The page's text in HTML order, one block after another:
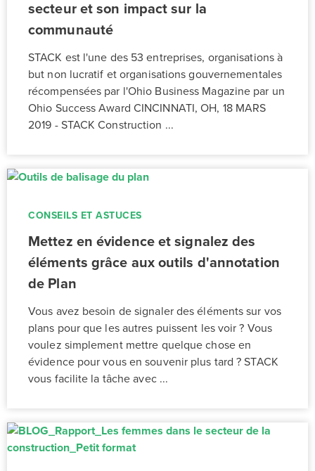
secteur et son impact sur la
communauté
STACK est l'une des 53 entreprises, organisations à
but non lucratif et organisations gouvernementales
récompensées par l'Ohio Business Magazine par un
Ohio Success Award CINCINNATI, OH, 18 MARS
2019 - STACK Construction ...
CONSEILS ET ASTUCES
Mettez en évidence et signalez des
éléments grâce aux outils d'annotation
de Plan
Vous avez besoin de signaler des éléments sur vos
plans pour que les autres puissent les voir ? Vous
voulez simplement mettre quelque chose en
évidence pour vous en souvenir plus tard ? STACK
vous facilite la tâche avec ...